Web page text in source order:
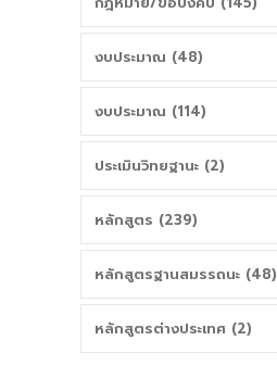
งบประมาณ (48)
งบประมาณ (114)
ประเมินวิทยฐานะ (2)
หลักสูตร (239)
หลักสูตรฐานสมรรถนะ (48)
หลักสูตรต่างประเทศ (2)